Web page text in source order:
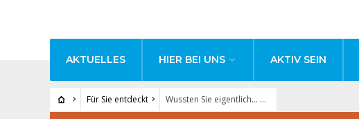
AKTUELLES HIER BEI UNS AKTIV SEIN
Für Sie entdeckt Wussten Sie eigentlich… …